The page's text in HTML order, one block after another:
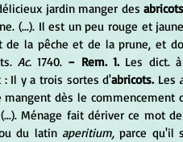
jardin manger des
(...). Il est un peu rouge et
la pêche et de la prune, et
Ac. 1740. − Rem. 1. Les dict.
: Il y a trois sortes d'abricots. Les
dès le commencement
Ménage fait dériver ce mot de
du latin aperitium, parce qu'il